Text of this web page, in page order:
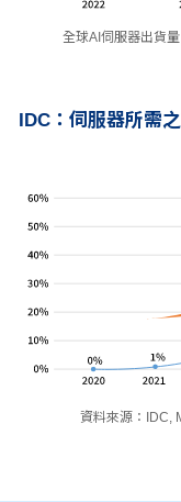
全球AI伺服器出貨
IDC：伺服器所需
資料來源：IDC,